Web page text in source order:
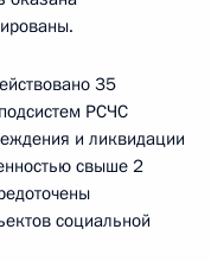
35
РСЧС
и ликвидации
свыше 2
социальной